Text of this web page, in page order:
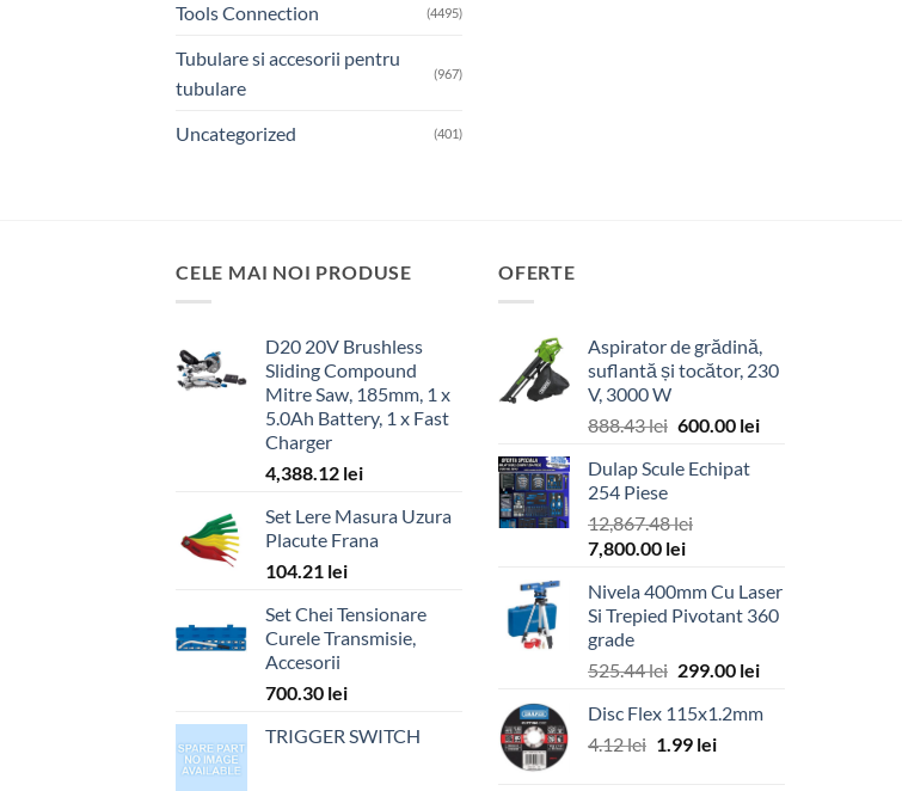
Tools Connection (4495)
Tubulare si accesorii pentru
tubulare
(967)
Uncategorized (401)
CELE MAI NOI PRODUSE
D20 20V Brushless
Sliding Compound
Mitre Saw, 185mm, 1 x
5.0Ah Battery, 1 x Fast
Charger
4,388.12 lei
Set Lere Masura Uzura
Placute Frana
104.21 lei
Set Chei Tensionare
Curele Transmisie,
Accesorii
700.30 lei
TRIGGER SWITCH
OFERTE
Aspirator de grădină,
suflantă și tocător, 230
V, 3000 W
888.43lei Prețul
a
888.43 lei.
600.00 leiPrețul
Dulap Scule Echipat
254 Piese
12,867.48lei
Prețul
a
fost:
12,867.48 lei.
7,800.00 leiPrețul
este:
7,800.00 lei.
Nivela 400mm Cu Laser
Si Trepied Pivotant 360
grade
525.44lei Prețul
a
fost:
299.00 leiPrețul
este:
Disc Flex 115x1.2mm
4.12lei Prețul
1.99 leiPrețul